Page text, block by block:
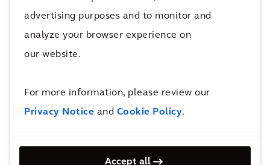
advertising purposes and to monitor and
analyze your browser experience on
our website.
For more information, please review our
Privacy Notice and Cookie Policy.
Accept all
VIEW MORE
Diensten
Architectuur